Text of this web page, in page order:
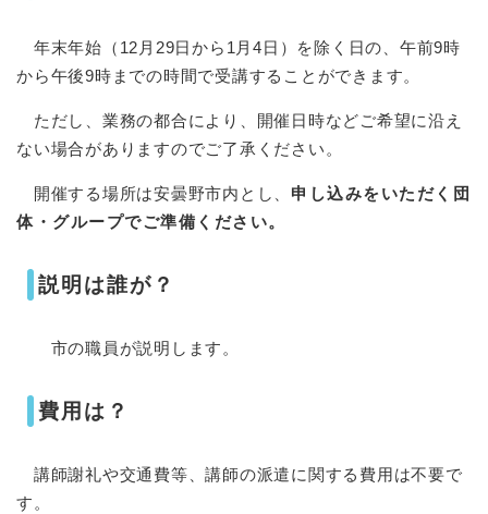
年末年始（12月29日から1月4日）を除く日の、午前9時
から午後9時までの時間で受講することができます。
ただし、業務の都合により、開催日時などご希望に沿え
ない場合がありますのでご了承ください。
開催する場所は安曇野市内とし、 申し込みをいただく団
体・グループでご準備ください。
説明は誰が？
市の職員が説明します。
費用は？
講師謝礼や交通費等、講師の派遣に関する費用は不要で
す。